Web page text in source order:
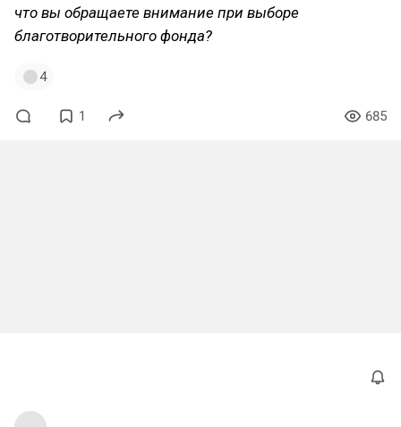
что вы обращаете внимание при выборе
благотворительного фонда?
4
1 685